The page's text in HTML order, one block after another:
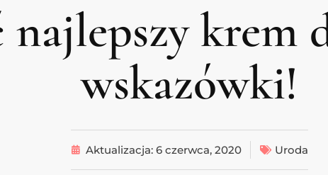
najlepszy krem
wskazówki!
Aktualizacja: 6 czerwca, 2020 Uroda